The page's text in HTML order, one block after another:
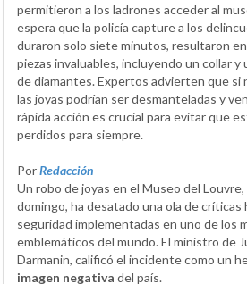
permitieron a los ladrones acceder al
espera que la policía capture a los
duraron solo siete minutos, resultaron
piezas invaluables, incluyendo un collar y
de diamantes. Expertos advierten que si
las joyas podrían ser desmanteladas y
rápida acción es crucial para evitar que
perdidos para siempre.
PorRedacción
Un robo de joyas en el Museo del
domingo, ha desatado una ola de críticas
seguridad implementadas en uno de los
emblemáticos del mundo. El ministro de
Darmanin, calificó el incidente como un
imagen negativa del país.